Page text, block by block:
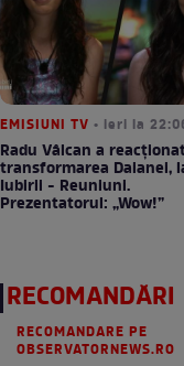
EMISIUNI TV • ieri la
Radu Vâlcan a
transformarea Daianei,
Iubirii - Reuniuni.
Prezentatorul: „Wow!”
RECOMANDĂRI
RECOMANDARE PE
OBSERVATORNEWS.RO